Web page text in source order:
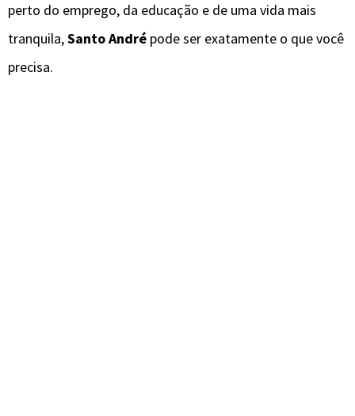
perto do emprego, da educação e de uma vida mais
tranquila,Santo André pode ser exatamente o que você
precisa.